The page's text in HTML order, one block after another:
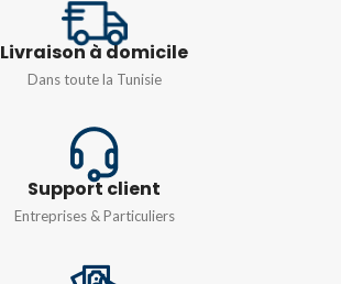
136x440x85mm
DEGRÉ DE
IP66
COULEUR
Livraison à domicile
Dans toute la Tunisie
Support client
Entreprises & Particuliers